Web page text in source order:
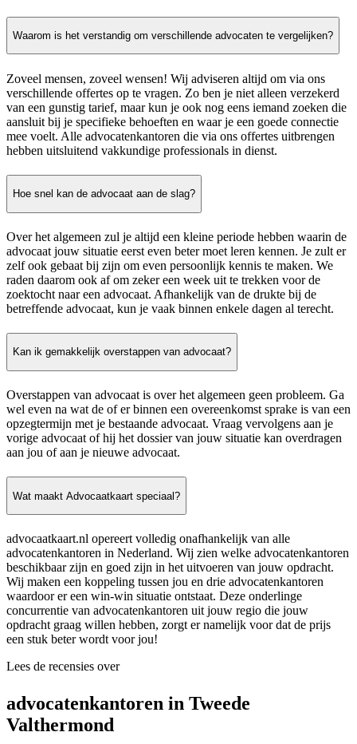
Waarom is het verstandig om verschillende advocaten te vergelijken?
Zoveel mensen, zoveel wensen! Wij adviseren altijd om via ons
verschillende offertes op te vragen. Zo ben je niet alleen verzekerd
van een gunstig tarief, maar kun je ook nog eens iemand zoeken die
aansluit bij je specifieke behoeften en waar je een goede connectie
mee voelt. Alle advocatenkantoren die via ons offertes uitbrengen
hebben uitsluitend vakkundige professionals in dienst.
Hoe snel kan de advocaat aan de slag?
Over het algemeen zul je altijd een kleine periode hebben waarin de
advocaat jouw situatie eerst even beter moet leren kennen. Je zult er
zelf ook gebaat bij zijn om even persoonlijk kennis te maken. We
raden daarom ook af om zeker een week uit te trekken voor de
zoektocht naar een advocaat. Afhankelijk van de drukte bij de
betreffende advocaat, kun je vaak binnen enkele dagen al terecht.
Kan ik gemakkelijk overstappen van advocaat?
Overstappen van advocaat is over het algemeen geen probleem. Ga
wel even na wat de of er binnen een overeenkomst sprake is van een
opzegtermijn met je bestaande advocaat. Vraag vervolgens aan je
vorige advocaat of hij het dossier van jouw situatie kan overdragen
aan jou of aan je nieuwe advocaat.
Wat maakt Advocaatkaart speciaal?
advocaatkaart.nl opereert volledig onafhankelijk van alle
advocatenkantoren in Nederland. Wij zien welke advocatenkantoren
beschikbaar zijn en goed zijn in het uitvoeren van jouw opdracht.
Wij maken een koppeling tussen jou en drie advocatenkantoren
waardoor er een win-win situatie ontstaat. Deze onderlinge
concurrentie van advocatenkantoren uit jouw regio die jouw
opdracht graag willen hebben, zorgt er namelijk voor dat de prijs
een stuk beter wordt voor jou!
Lees de recensies over
advocatenkantoren in Tweede
Valthermond